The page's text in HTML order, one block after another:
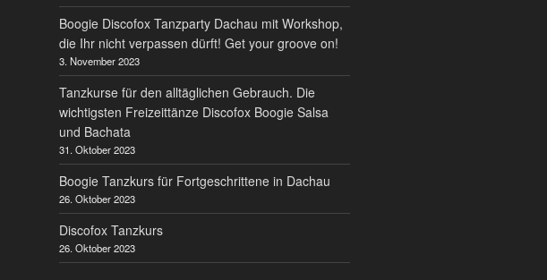
Boogie Discofox Tanzparty Dachau mit Workshop,
die Ihr nicht verpassen dürft! Get your groove on!
3. November 2023
Tanzkurse für den alltäglichen Gebrauch. Die
wichtigsten Freizeittänze Discofox Boogie Salsa
und Bachata
31. Oktober 2023
Boogie Tanzkurs für Fortgeschrittene in Dachau
26. Oktober 2023
Discofox Tanzkurs
26. Oktober 2023